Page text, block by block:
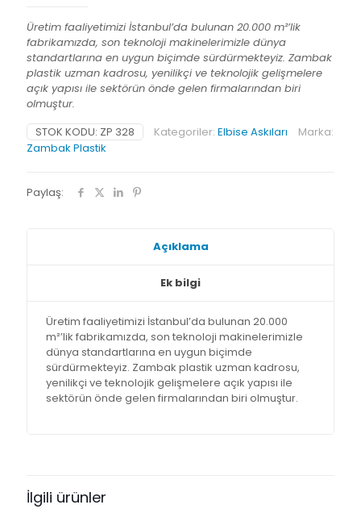
Üretim faaliyetimizi İstanbul’da bulunan 20.000 m²’lik
fabrikamızda, son teknoloji makinelerimizle dünya
standartlarına en uygun biçimde sürdürmekteyiz. Zambak
plastik uzman kadrosu, yenilikçi ve teknolojik gelişmelere
açık yapısı ile sektörün önde gelen firmalarından biri
olmuştur.
STOK KODU: ZP 328 Kategoriler: Elbise Askıları
Marka:
Zambak Plastik
Paylaş:
Açıklama
Ek bilgi
Üretim faaliyetimizi İstanbul’da bulunan 20.000
m²’lik fabrikamızda, son teknoloji makinelerimizle
dünya standartlarına en uygun biçimde
sürdürmekteyiz. Zambak plastik uzman kadrosu,
yenilikçi ve teknolojik gelişmelere açık yapısı ile
sektörün önde gelen firmalarından biri olmuştur.
İlgili ürünler